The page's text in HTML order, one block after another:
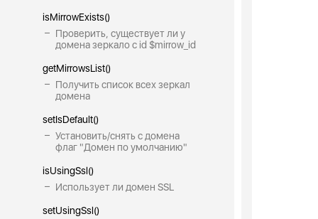
isMirrowExists()
Проверить, существует ли у
домена зеркало с id $mirrow_id
getMirrowsList()
Получить список всех зеркал
домена
setIsDefault()
Установить/снять с домена
флаг "Домен по умолчанию"
isUsingSsl()
Использует ли домен SSL
setUsingSsl()